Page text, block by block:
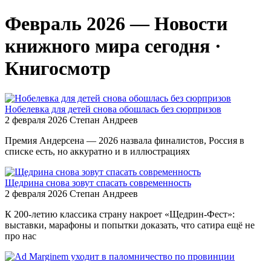
Февраль 2026 — Новости
книжного мира сегодня ·
Книгосмотр
Нобелевка для детей снова обошлась без сюрпризов
2 февраля 2026 Степан Андреев
Премия Андерсена — 2026 назвала финалистов, Россия в
списке есть, но аккуратно и в иллюстрациях
Щедрина снова зовут спасать современность
2 февраля 2026 Степан Андреев
К 200-летию классика страну накроет «Щедрин-Фест»:
выставки, марафоны и попытки доказать, что сатира ещё не
про нас